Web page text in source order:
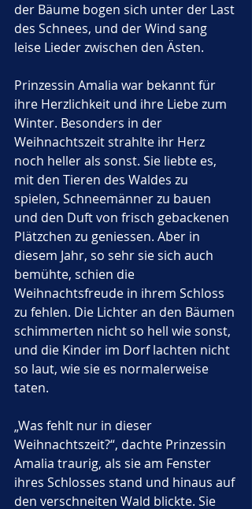
der Bäume bogen sich unter der Last
des Schnees, und der Wind sang
leise Lieder zwischen den Ästen.
Prinzessin Amalia war bekannt für
ihre Herzlichkeit und ihre Liebe zum
Winter. Besonders in der
Weihnachtszeit strahlte ihr Herz
noch heller als sonst. Sie liebte es,
mit den Tieren des Waldes zu
spielen, Schneemänner zu bauen
und den Duft von frisch gebackenen
Plätzchen zu geniessen. Aber in
diesem Jahr, so sehr sie sich auch
bemühte, schien die
Weihnachtsfreude in ihrem Schloss
zu fehlen. Die Lichter an den Bäumen
schimmerten nicht so hell wie sonst,
und die Kinder im Dorf lachten nicht
so laut, wie sie es normalerweise
taten.
„Was fehlt nur in dieser
Weihnachtszeit?“, dachte Prinzessin
Amalia traurig, als sie am Fenster
ihres Schlosses stand und hinaus auf
den verschneiten Wald blickte. Sie